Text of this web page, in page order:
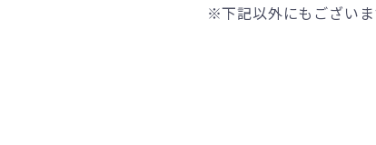
※下記以外にもございま